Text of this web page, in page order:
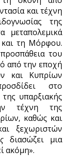
και τέχνη
της
μεταπολεμικά
και τη Μόρφου.
του
από την εποχή
και Κυπρίων
στο
υπαρξιακής
τέχνη της
καθώς και
ξεχωριστών
διασώζει μια
ακόμη».